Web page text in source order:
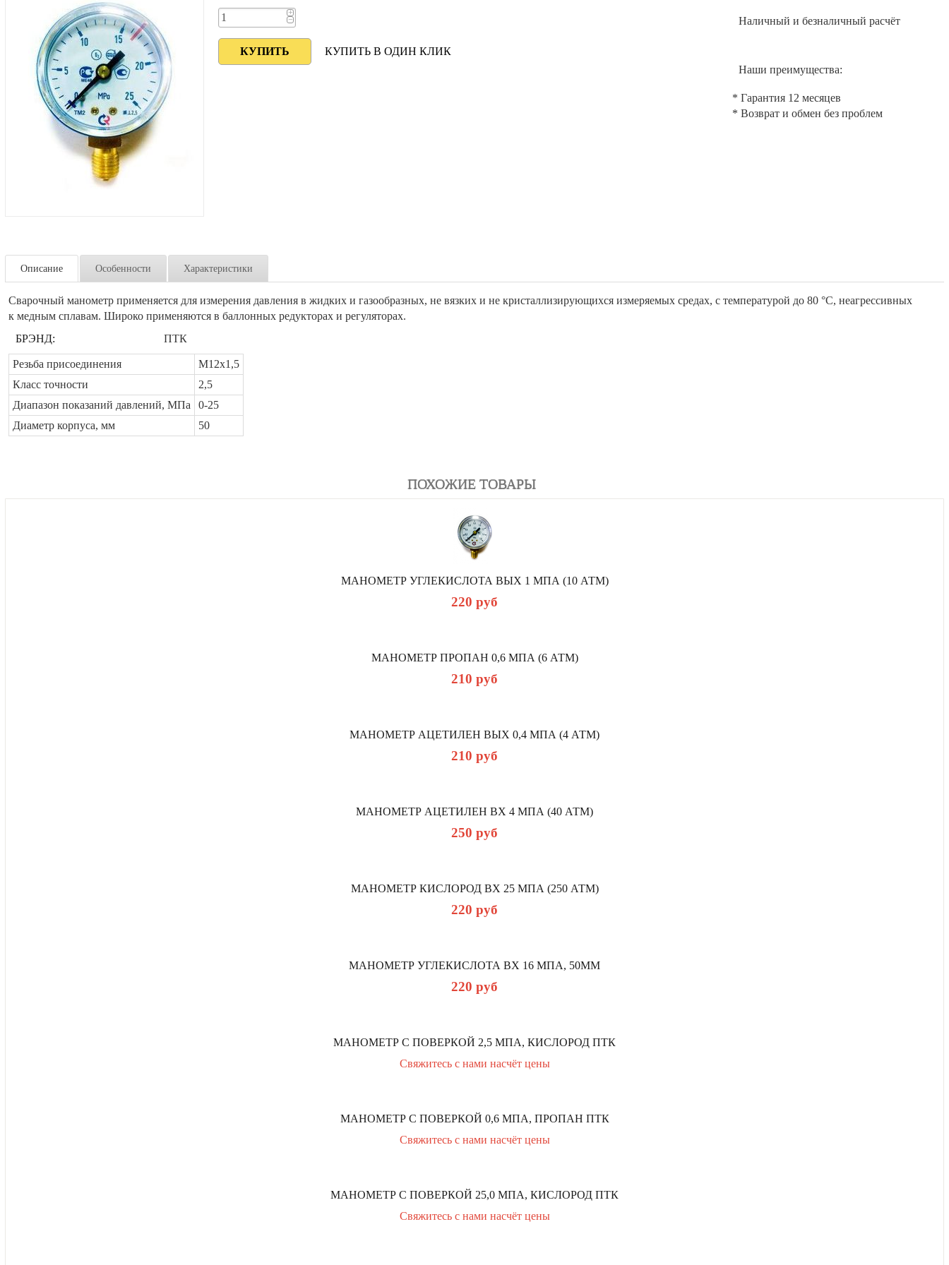
Наличный и безналичный расчёт
Наши преимущества:
* Гарантия 12 месяцев
* Возврат и обмен без проблем
+
−
КУПИТЬ В ОДИН КЛИК
Описание Особенности Характеристики
Сварочный манометр применяется для измерения давления в жидких и газообразных, не вязких и не кристаллизирующихся измеряемых средах, с температурой до 80 °C, неагрессивных
к медным сплавам. Широко применяются в баллонных редукторах и регуляторах.
БРЭНД:
ПТК
Резьба присоединения
М12х1,5
Класс точности
2,5
Диапазон показаний давлений, МПа
0-25
Диаметр корпуса, мм
50
ПОХОЖИЕ ТОВАРЫ
МАНОМЕТР УГЛЕКИСЛОТА ВЫХ 1 МПА (10 АТМ)
220 руб
МАНОМЕТР ПРОПАН 0,6 MПА (6 АТМ)
210 руб
МАНОМЕТР АЦЕТИЛЕН ВЫХ 0,4 МПА (4 АТМ)
210 руб
МАНОМЕТР АЦЕТИЛЕН ВХ 4 МПА (40 АТМ)
250 руб
МАНОМЕТР КИСЛОРОД ВХ 25 MПА (250 АТМ)
220 руб
МАНОМЕТР УГЛЕКИСЛОТА ВХ 16 MПА, 50ММ
220 руб
МАНОМЕТР С ПОВЕРКОЙ 2,5 МПА, КИСЛОРОД ПТК
Свяжитесь с нами насчёт цены
МАНОМЕТР С ПОВЕРКОЙ 0,6 МПА, ПРОПАН ПТК
Свяжитесь с нами насчёт цены
МАНОМЕТР С ПОВЕРКОЙ 25,0 МПА, КИСЛОРОД ПТК
Свяжитесь с нами насчёт цены